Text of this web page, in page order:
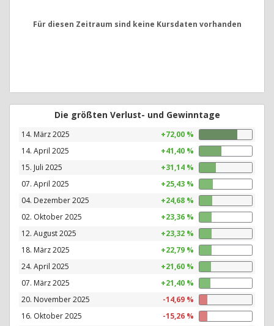
Für diesen Zeitraum sind keine Kursdaten vorhanden
Die größten Verlust- und Gewinntage
14. März 2025
+72,00 %
14. April 2025
+41,40 %
15. Juli 2025
+31,14 %
07. April 2025
+25,43 %
04. Dezember 2025
+24,68 %
02. Oktober 2025
+23,36 %
12. August 2025
+23,32 %
18. März 2025
+22,79 %
24. April 2025
+21,60 %
07. März 2025
+21,40 %
20. November 2025
-14,69 %
16. Oktober 2025
-15,26 %